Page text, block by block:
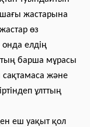
жастарына
өз
елдің
барша мұрасы
сақтамаса және
ұлттың
еш уақыт қол